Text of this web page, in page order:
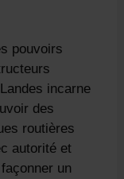
pouvoirs
incarne
des
routières
autorité et
un